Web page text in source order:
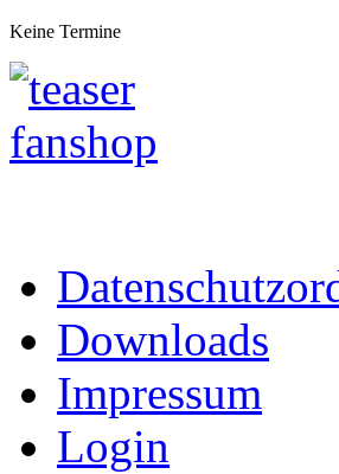
Keine Termine
Downloads
Impressum
Login